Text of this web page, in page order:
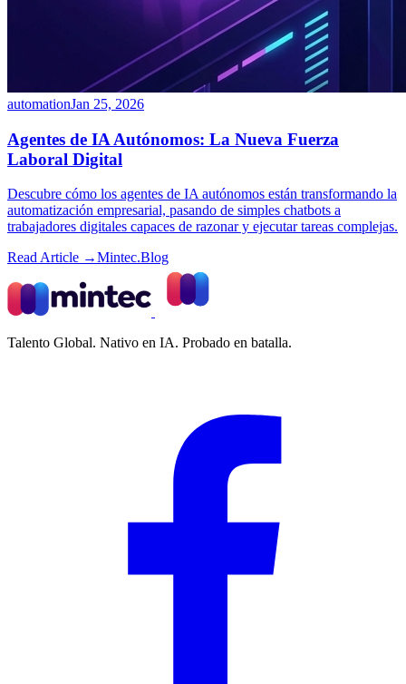
automationJan 25, 2026
Agentes de IA Autónomos: La Nueva Fuerza
Laboral Digital
Descubre cómo los agentes de IA autónomos están transformando la
automatización empresarial, pasando de simples chatbots a
trabajadores digitales capaces de razonar y ejecutar tareas complejas.
Read Article →Mintec.Blog
Talento Global. Nativo en IA. Probado en batalla.